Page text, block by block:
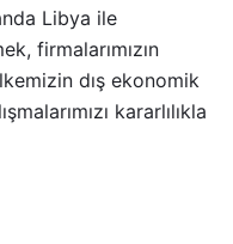
Libya ile
firmalarımızın
dış ekonomik
kararlılıkla